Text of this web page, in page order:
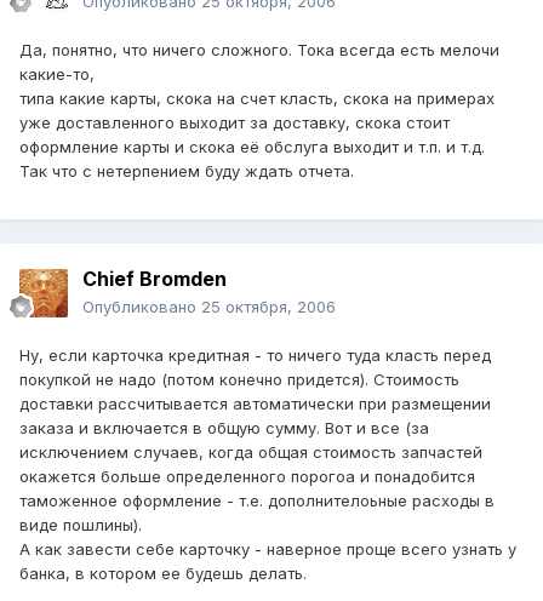
Да, понятно, что ничего сложного. Тока всегда есть мелочи
какие-то,
типа какие карты, скока на счет класть, скока на примерах
уже доставленного выходит за доставку, скока стоит
оформление карты и скока её обслуга выходит и т.п. и т.д.
Так что с нетерпением буду ждать отчета.
Chief Bromden
Опубликовано 25 октября, 2006
Ну, если карточка кредитная - то ничего туда класть перед
покупкой не надо (потом конечно придется). Стоимость
доставки рассчитывается автоматически при размещении
заказа и включается в общую сумму. Вот и все (за
исключением случаев, когда общая стоимость запчастей
окажется больше определенного порогоа и понадобится
таможенное оформление - т.е. дополнителоьные расходы в
виде пошлины).
А как завести себе карточку - наверное проще всего узнать у
банка, в котором ее будешь делать.